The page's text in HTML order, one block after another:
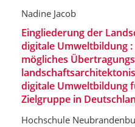
Nadine Jacob
Eingliederung der
digitale Umweltbildung :
mögliches
digitale Umweltbildung
Zielgruppe in
Hochschule